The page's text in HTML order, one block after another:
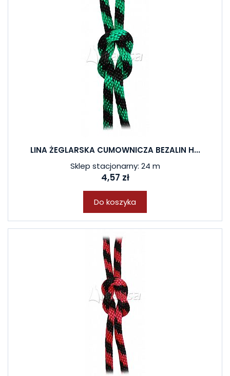
LINA ŻEGLARSKA CUMOWNICZA BEZALIN H...
Sklep stacjonarny: 24 m
4,57 zł
Do koszyka